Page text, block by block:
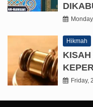
Hikmah
Friday,